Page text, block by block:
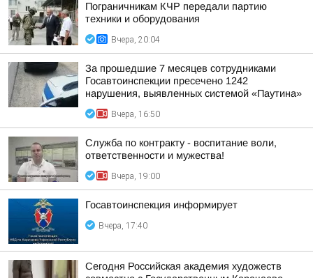
Пограничникам КЧР передали партию
техники и оборудования
Вчера, 20:04
За прошедшие 7 месяцев сотрудниками
Госавтоинспекции пресечено 1242
нарушения, выявленных системой «Паутина»
Вчера, 16:50
Служба по контракту - воспитание воли,
ответственности и мужества!
Вчера, 19:00
Госавтоинспекция информирует
Вчера, 17:40
Сегодня Российская академия художеств